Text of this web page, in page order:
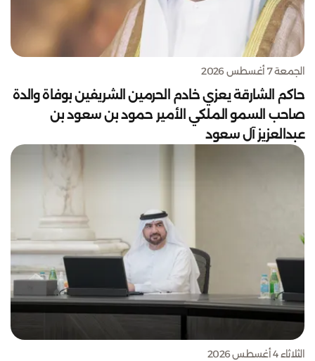
الجمعة 7 أغسطس 2026
حاكم الشارقة يعزي خادم الحرمين الشريفين بوفاة والدة
صاحب السمو الملكي الأمير حمود بن سعود بن
عبدالعزيز آل سعود
الثلاثاء 4 أغسطس 2026